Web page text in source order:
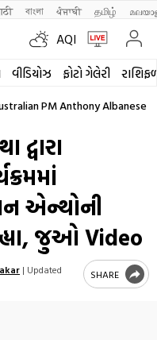
বাংলা ਪੰਜਾਬੀ தமிழ்
AQI
વીડિયોઝ ફોટો ગેલેરી
દ્વારા
એન્થોની
જુઓ Video
| Updated
SHARE